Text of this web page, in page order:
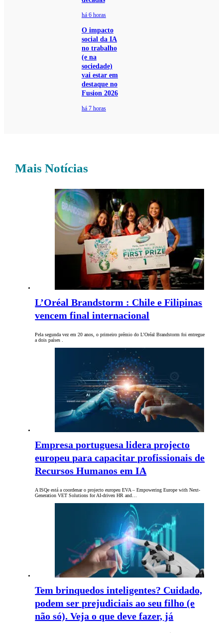
há 6 horas
O impacto
social da IA
no trabalho
(e na
sociedade)
vai estar em
destaque no
Fusion 2026
há 7 horas
Mais Notícias
L’Oréal Brandstorm : Chile e Filipinas
vencem final internacional
Pela segunda vez em 20 anos, o primeiro prémio do L’Oréal Brandstorm foi entregue
a dois países .
Empresa portuguesa lidera projecto
europeu para capacitar profissionais de
Recursos Humanos em IA
A ISQe está a coordenar o projecto europeu EVA – Empowering Europe with Next-
Generation VET Solutions for AI-driven HR and…
Tem brinquedos inteligentes? Cuidado,
podem ser prejudiciais ao seu filho (e
não só). Veja o que deve fazer, já